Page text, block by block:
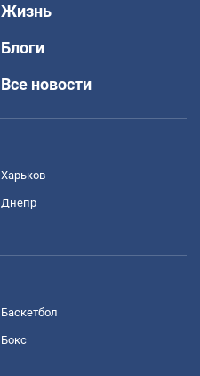
Жизнь
Блоги
Все новости
Харьков
Днепр
Баскетбол
Бокс